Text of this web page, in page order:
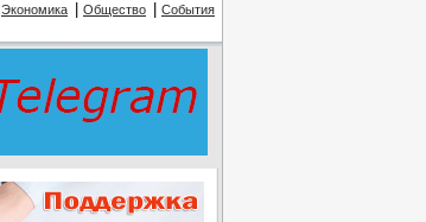
Экономика Общество События